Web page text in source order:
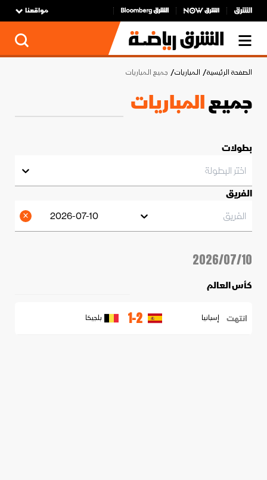
مواقعنا
الصفحة الرئيسية المباريات جميع المباريات
جميعالمباريات
بطولات
اختر البطولة
الفريق
الفريق
2026-07-10
2026/07/10
كأس العالم
انتهت إسبانيا 1-2 بلجيكا